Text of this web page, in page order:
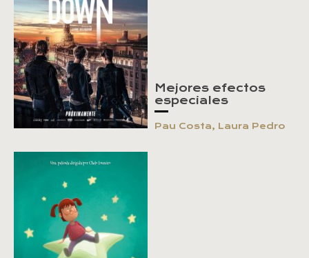
Mejores efectos
especiales
Pau Costa, Laura Pedro